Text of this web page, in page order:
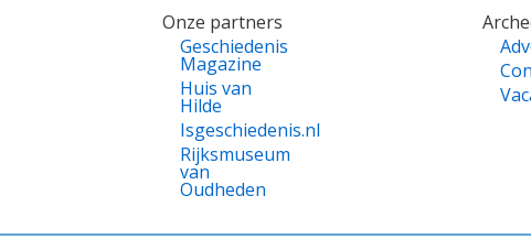
Onze partners
Geschiedenis
Magazine
Huis van
Hilde
Isgeschiedenis.nl
Rijksmuseum
van
Oudheden